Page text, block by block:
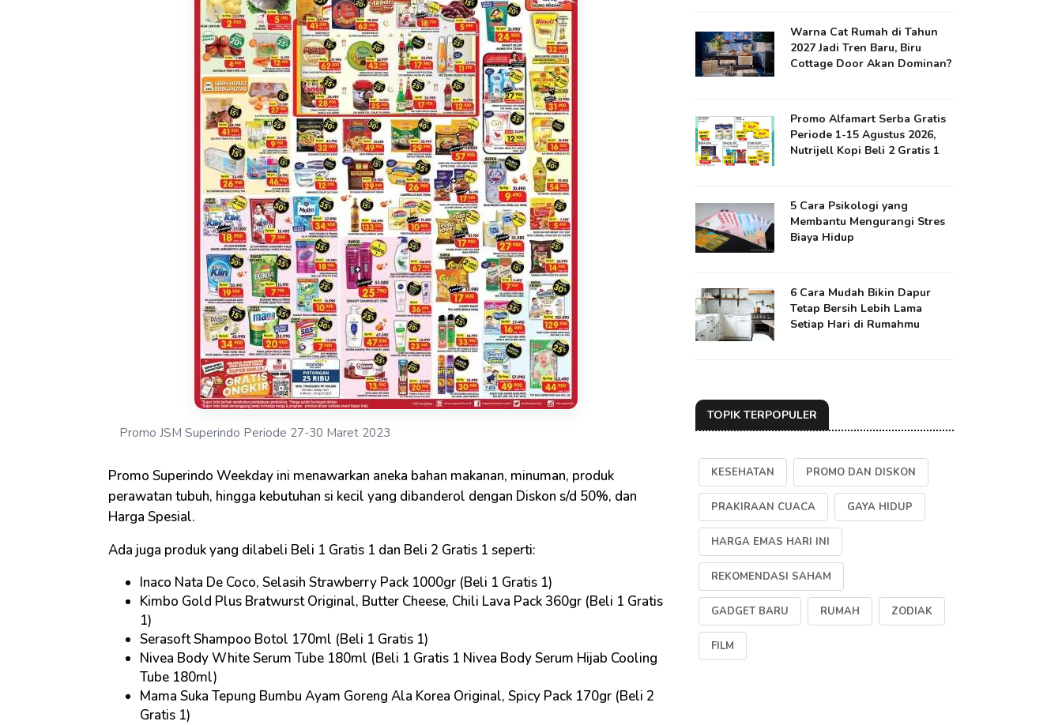
Promo JSM Superindo Periode 27-30 Maret 2023
Promo Superindo Weekday ini menawarkan aneka bahan makanan, minuman, produk
perawatan tubuh, hingga kebutuhan si kecil yang dibanderol dengan Diskon s/d 50%, dan
Harga Spesial.
Ada juga produk yang dilabeli Beli 1 Gratis 1 dan Beli 2 Gratis 1 seperti:
Inaco Nata De Coco, Selasih Strawberry Pack 1000gr (Beli 1 Gratis 1)
Kimbo Gold Plus Bratwurst Original, Butter Cheese, Chili Lava Pack 360gr (Beli 1 Gratis
1)
Serasoft Shampoo Botol 170ml (Beli 1 Gratis 1)
Nivea Body White Serum Tube 180ml (Beli 1 Gratis 1 Nivea Body Serum Hijab Cooling
Tube 180ml)
Mama Suka Tepung Bumbu Ayam Goreng Ala Korea Original, Spicy Pack 170gr (Beli 2
Gratis 1)
Warna Cat Rumah di Tahun
2027 Jadi Tren Baru, Biru
Cottage Door Akan Dominan?
Promo Alfamart Serba Gratis
Periode 1-15 Agustus 2026,
Nutrijell Kopi Beli 2 Gratis 1
5 Cara Psikologi yang
Membantu Mengurangi Stres
Biaya Hidup
6 Cara Mudah Bikin Dapur
Tetap Bersih Lebih Lama
Setiap Hari di Rumahmu
TOPIK TERPOPULER
KESEHATAN PROMO DAN DISKON
PRAKIRAAN CUACA GAYA HIDUP
HARGA EMAS HARI INI
REKOMENDASI SAHAM
GADGET BARU RUMAH ZODIAK
FILM